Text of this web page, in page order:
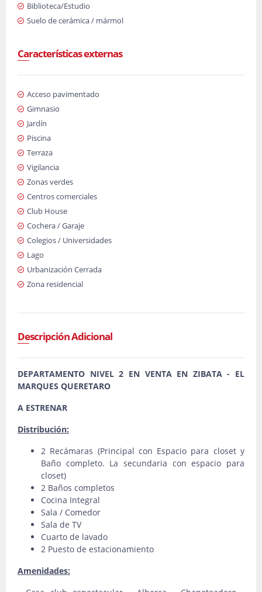
Biblioteca/Estudio
Suelo de cerámica / mármol
Características externas
Acceso pavimentado
Gimnasio
Jardín
Piscina
Terraza
Vigilancia
Zonas verdes
Centros comerciales
Club House
Cochera / Garaje
Colegios / Universidades
Lago
Urbanización Cerrada
Zona residencial
Descripción Adicional
DEPARTAMENTO NIVEL 2 EN VENTA EN ZIBATA - EL
MARQUES QUERETARO
A ESTRENAR
Distribución:
2 Recámaras (Principal con Espacio para closet y
Baño completo. La secundaria con espacio para
closet)
2 Baños completos
Cocina Integral
Sala / Comedor
Sala de TV
Cuarto de lavado
2 Puesto de estacionamiento
Amenidades: